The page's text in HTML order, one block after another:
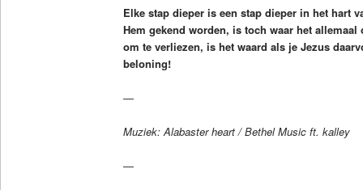
Elke stap dieper is een stap dieper in het hart
Hem gekend worden, is toch waar het
om te verliezen, is het waard als je Jezus
beloning!
—
Muziek: Alabaster heart / Bethel Music ft. kalley
—